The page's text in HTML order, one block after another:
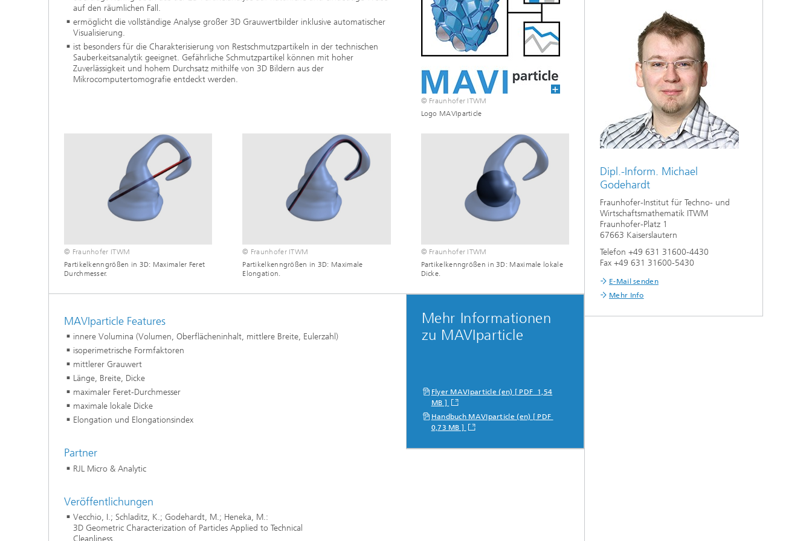
Inline-Qualitätskontrolle für die
Produktion
KI-Lösungen für Digitalisierung und
Nachhaltigkeit
KI-Anwendungen für die Industrie
mit wenig Daten
Lastdaten und Betriebsfestigkeit
Dynamik und Systemsimulation
®
Echtzeit-Anlagenbetrieb und
Antriebstechnik
Biosensorik und Medizingeräte
Energie und Versorgung
Optimierung in den Life Sciences
Operations Research:
Produktionsplanung und -steuerung
und Computing«
Business Analytics und
Anomaliedetektion
Finanz- und
Versicherungsmathematik
optimierung
Seismische Datenverarbeitung
Datenanalyse und Künstliche
Skalierbare parallele
Zerstörungsfreie Prüfung
Quantentechnologie
3D Mikro- und Mesodruck
Technische Textilien und Vliesstoffe
simulieren, steuern und regeln
auf den räumlichen Fall.
ermöglicht die vollständige Analyse großer 3D Grauwertbilder inklusive automatischer
Visualisierung.
ist besonders für die Charakterisierung von Restschmutzpartikeln in der technischen
Sauberkeitsanalytik geeignet. Gefährliche Schmutzpartikel können mit hoher
Zuverlässigkeit und hohem Durchsatz mithilfe von 3D Bildern aus der
Mikrocomputertomografie entdeckt werden.
© Fraunhofer ITWM
Logo MAVIparticle
© Fraunhofer ITWM
Partikelkenngrößen in 3D: Maximaler Feret
Durchmesser.
© Fraunhofer ITWM
Partikelkenngrößen in 3D: Maximale
Elongation.
© Fraunhofer ITWM
Partikelkenngrößen in 3D: Maximale lokale
Dicke.
MAVIparticle Features
innere Volumina (Volumen, Oberflächeninhalt, mittlere Breite, Eulerzahl)
isoperimetrische Formfaktoren
mittlerer Grauwert
Länge, Breite, Dicke
maximaler Feret-Durchmesser
maximale lokale Dicke
Elongation und Elongationsindex
Partner
RJL Micro & Analytic
Veröffentlichungen
Vecchio, I.; Schladitz, K.; Godehardt, M.; Heneka, M.:
3D Geometric Characterization of Particles Applied to Technical
Mehr Informationen
zu MAVIparticle
Flyer MAVIparticle (en) [ PDF 1,54
MB ]
Handbuch MAVIparticle (en) [ PDF
0,73 MB ]
Dipl.-Inform. Michael
Godehardt
Fraunhofer-Institut für Techno- und
Wirtschaftsmathematik ITWM
Fraunhofer-Platz 1
67663 Kaiserslautern
Telefon +49 631 31600-4430
Fax +49 631 31600-5430
E-Mail senden
Mehr Info